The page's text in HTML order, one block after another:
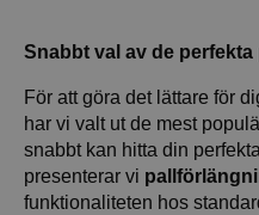
Snabbt val av de
För att göra det lättare för
har vi valt ut de mest
snabbt kan hitta din
presenterar vi
funktionaliteten hos